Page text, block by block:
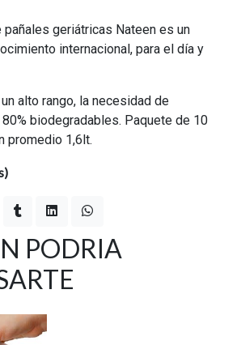
pañales geriátricas Nateen es un
internacional, para el día y
alto rango, la necesidad de
biodegradables. Paquete de 10
promedio 1,6lt.
PODRIA